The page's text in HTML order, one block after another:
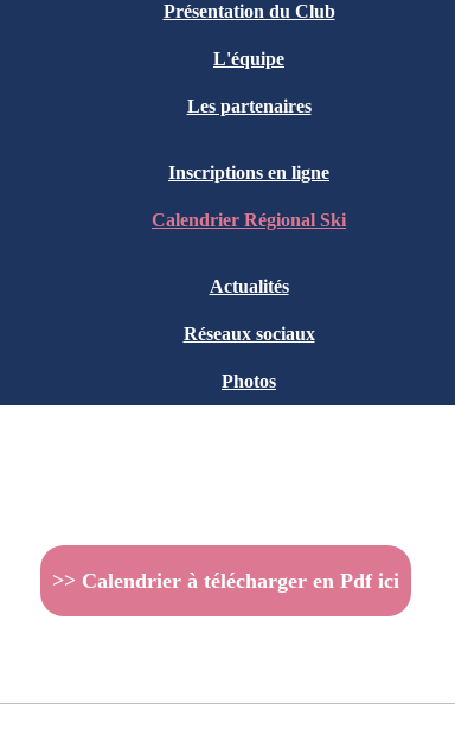
Présentation du Club
L'équipe
Les partenaires
Inscriptions en ligne
Calendrier Régional Ski
Actualités
Réseaux sociaux
Photos
>> Calendrier à télécharger en Pdf ici